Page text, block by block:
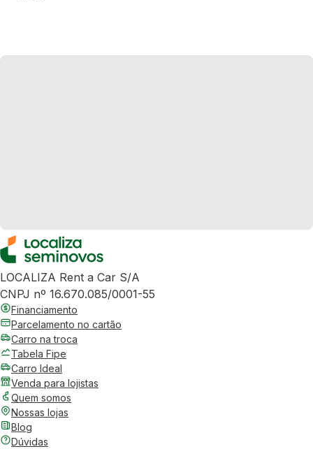
LOCALIZA Rent a Car S/A
CNPJ nº 16.670.085/0001-55
Financiamento
Parcelamento no cartão
Carro na troca
Tabela Fipe
Carro Ideal
Venda para lojistas
Quem somos
Nossas lojas
Blog
Dúvidas